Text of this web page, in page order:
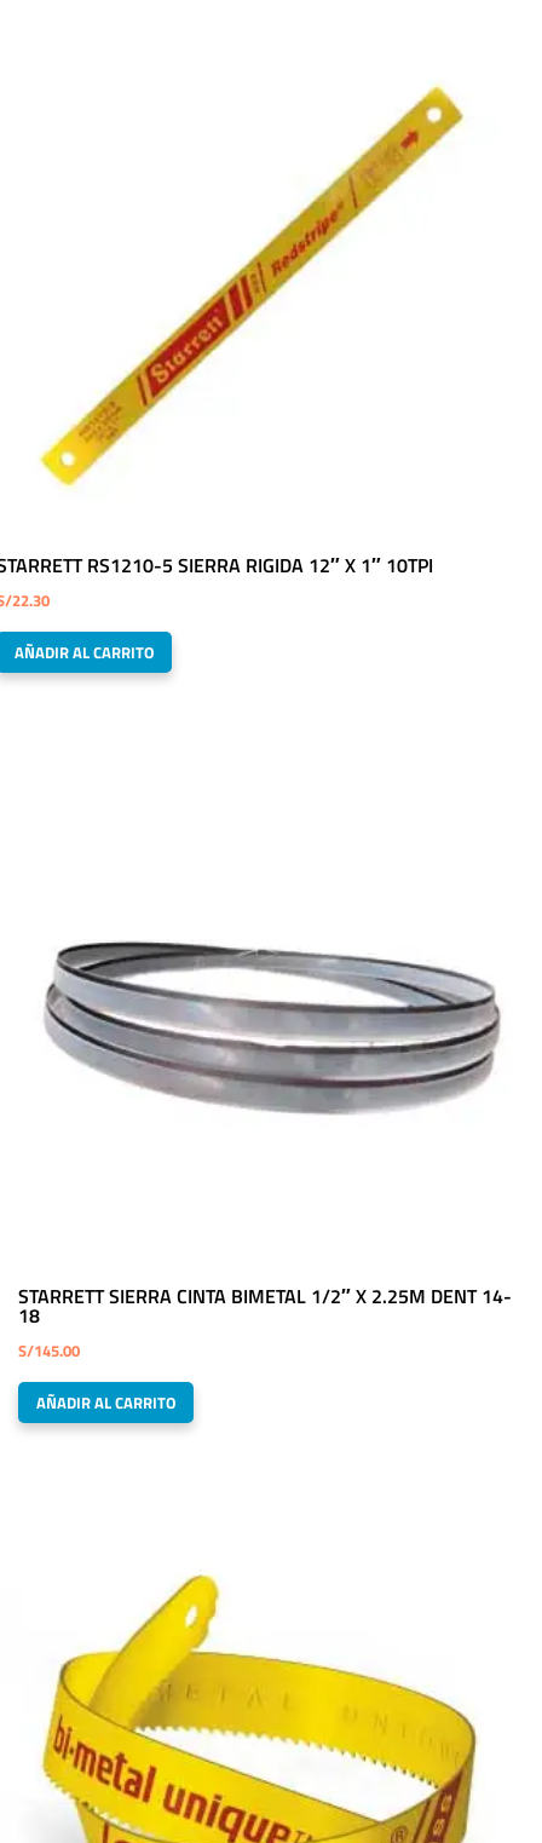
RS1210-5 SIERRA RIGIDA 12″ X 1″ 10TPI
22.30
AÑADIR AL CARRITO
STARRETT SIERRA CINTA BIMETAL 1/2″ X 2.25M DENT 14-
18
S/145.00
AÑADIR AL CARRITO